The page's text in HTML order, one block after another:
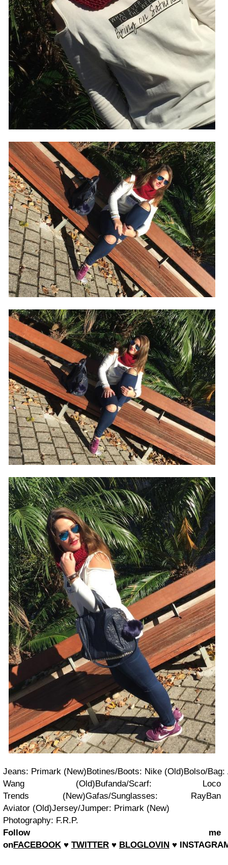
Jeans: Primark (New)Botines/Boots: Nike (Old)Bolso/Bag:
Wang (Old)Bufanda/Scarf: Loco
Trends (New)Gafas/Sunglasses: RayBan
Aviator (Old)Jersey/Jumper: Primark (New)
Photography: F.R.P.
Follow me
onFACEBOOK ♥ TWITTER ♥ BLOGLOVIN ♥